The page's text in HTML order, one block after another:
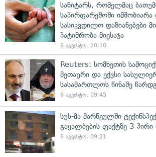
სანიტარს, რომელმაც
საპირფარეშოში
სასიკვდილო დაზიანებები
პატიმრობა მიესაჯა
6 აგვისტო, 10:10
Reuters: სომხეთის
მეთაური და ექვსი
სასამართლოს წინაშე
6 აგვისტო, 09:45
სუს-მა მარნეულში
გაყალბების ფაქტზე 3 პირი
6 აგვისტო, 09:21